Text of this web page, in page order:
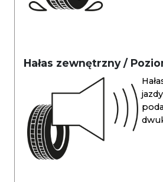
Hałas zewnętrzny /